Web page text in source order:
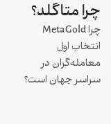
چرا متاگلد؟
چرا MetaGold
انتخاب اول
معامله‌گران در
سراسر جهان است؟